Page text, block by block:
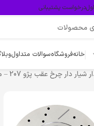
درخواست پشتیبانی
خانهفروشگاهسوالات متداول